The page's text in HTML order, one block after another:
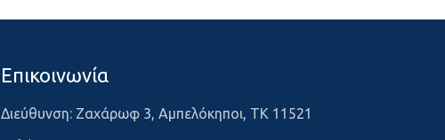
Επικοινωνία
Διεύθυνση: Ζαχάρωφ 3, Αμπελόκηποι, ΤΚ 11521